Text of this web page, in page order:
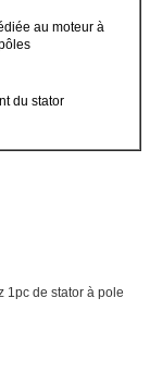
au moteur à
du stator
1pc de stator à pole